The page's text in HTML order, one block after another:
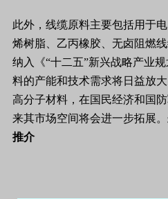
此外，线缆原料主要包括用于
烯树脂、乙丙橡胶、无卤阻燃
纳入《“十二五”新兴战略产业
料的产能和技术需求将日益放
高分子材料，在国民经济和国
来其市场空间将会进一步拓展。
推介